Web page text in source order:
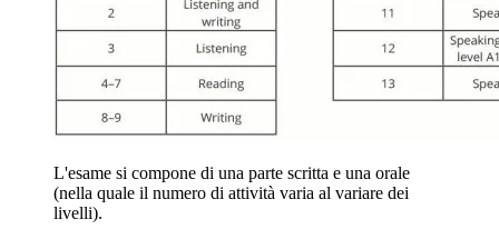
L'esame si compone di una parte scritta e una orale
(nella quale il numero di attività varia al variare dei
livelli).